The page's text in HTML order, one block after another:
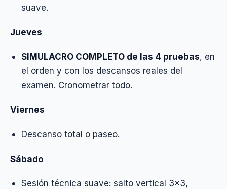
suave.
Jueves
SIMULACRO COMPLETO de las 4 pruebas, en
el orden y con los descansos reales del
examen. Cronometrar todo.
Viernes
Descanso total o paseo.
Sábado
Sesión técnica suave: salto vertical 3×3,